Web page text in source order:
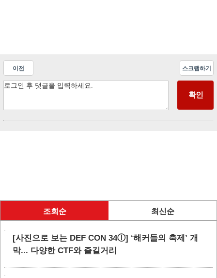
이전 스크랩하기
조회순 최신순
[사진으로 보는 DEF CON 34ⓛ] ‘해커들의 축제’ 개
막... 다양한 CTF와 즐길거리